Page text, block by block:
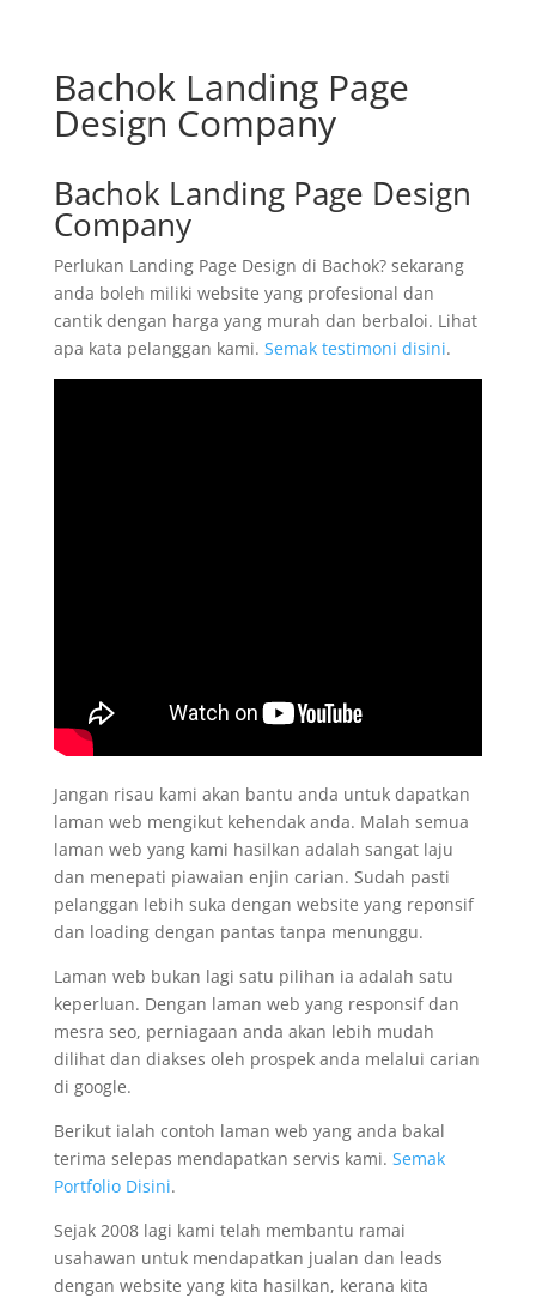
Bachok Landing Page
Design Company
Bachok Landing Page Design
Company
Perlukan Landing Page Design di Bachok? sekarang
anda boleh miliki website yang profesional dan
cantik dengan harga yang murah dan berbaloi. Lihat
apa kata pelanggan kami. Semak testimoni disini.
Jangan risau kami akan bantu anda untuk dapatkan
laman web mengikut kehendak anda. Malah semua
laman web yang kami hasilkan adalah sangat laju
dan menepati piawaian enjin carian. Sudah pasti
pelanggan lebih suka dengan website yang reponsif
dan loading dengan pantas tanpa menunggu.
Laman web bukan lagi satu pilihan ia adalah satu
keperluan. Dengan laman web yang responsif dan
mesra seo, perniagaan anda akan lebih mudah
dilihat dan diakses oleh prospek anda melalui carian
di google.
Berikut ialah contoh laman web yang anda bakal
terima selepas mendapatkan servis kami. Semak
Portfolio Disini.
Sejak 2008 lagi kami telah membantu ramai
usahawan untuk mendapatkan jualan dan leads
dengan website yang kita hasilkan, kerana kita